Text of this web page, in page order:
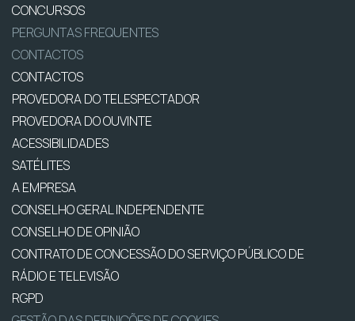
CONCURSOS
PERGUNTAS FREQUENTES
CONTACTOS
CONTACTOS
PROVEDORA DO TELESPECTADOR
PROVEDORA DO OUVINTE
ACESSIBILIDADES
SATÉLITES
A EMPRESA
CONSELHO GERAL INDEPENDENTE
CONSELHO DE OPINIÃO
CONTRATO DE CONCESSÃO DO SERVIÇO PÚBLICO DE
RÁDIO E TELEVISÃO
RGPD